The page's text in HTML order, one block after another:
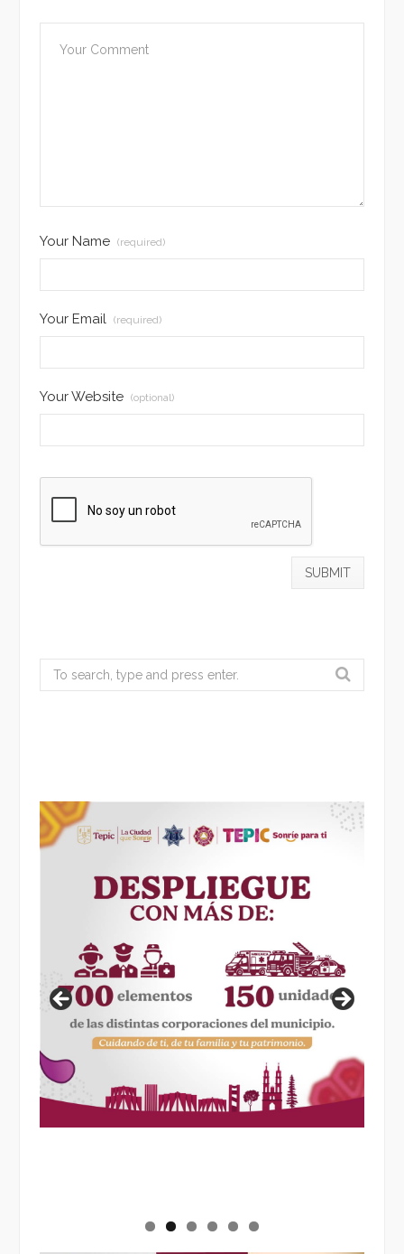
Your Name (required)
Your Email (required)
Your Website (optional)
Search
for: